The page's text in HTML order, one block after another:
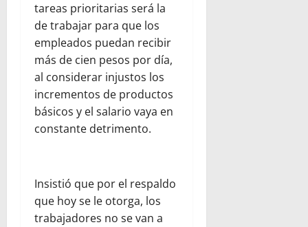
tareas prioritarias será la
de trabajar para que los
empleados puedan recibir
más de cien pesos por día,
al considerar injustos los
incrementos de productos
básicos y el salario vaya en
constante detrimento.
Insistió que por el respaldo
que hoy se le otorga, los
trabajadores no se van a